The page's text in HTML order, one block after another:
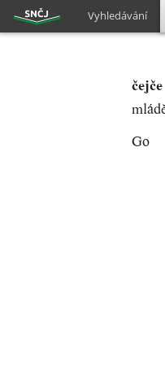
Vyhledávání
čejče
Go